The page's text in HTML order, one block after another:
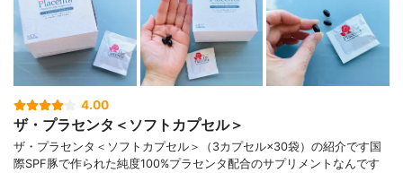
4.00
ザ・プラセンタ＜ソフトカプセル＞
ザ・プラセンタ＜ソフトカプセル＞（3カプセル×30袋）の紹介です国
際SPF豚で作られた純度100%プラセンタ配合のサプリメントなんです